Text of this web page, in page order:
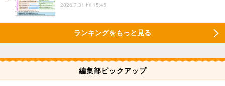
2026.7.31 Fri 15:45
ランキングをもっと見る
編集部ピックアップ